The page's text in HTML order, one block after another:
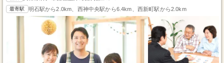
最寄駅 明石駅から2.0km、西神中央駅から6.4km、西新町駅から2.0km